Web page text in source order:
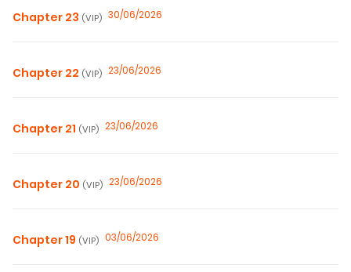
Chapter 23 (VIP) 30/06/2026
Chapter 22 (VIP) 23/06/2026
Chapter 21 (VIP) 23/06/2026
Chapter 20 (VIP) 23/06/2026
Chapter 19 (VIP) 03/06/2026